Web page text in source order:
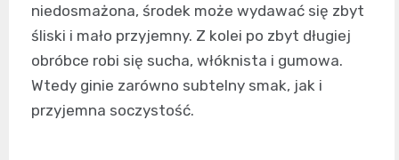
niedosmażona, środek może wydawać się zbyt
śliski i mało przyjemny. Z kolei po zbyt długiej
obróbce robi się sucha, włóknista i gumowa.
Wtedy ginie zarówno subtelny smak, jak i
przyjemna soczystość.